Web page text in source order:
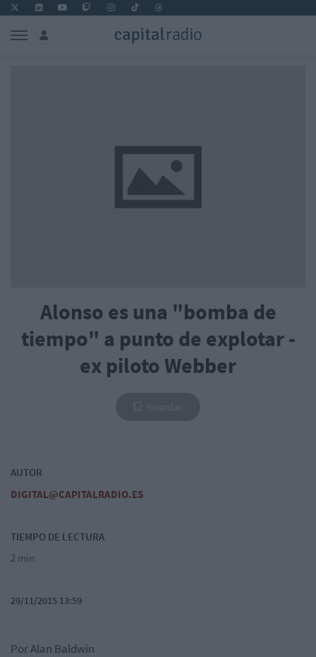
Alonso es una "bomba de
tiempo" a punto de explotar -
ex piloto Webber
AUTOR
DIGITAL@CAPITALRADIO.ES
TIEMPO DE LECTURA
2 min
29/11/2015 13:59
Por Alan Baldwin